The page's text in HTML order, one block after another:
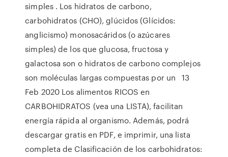
simples . Los hidratos de carbono,
carbohidratos (CHO), glúcidos (Glícidos:
anglicismo) monosacáridos (o azúcares
simples) de los que glucosa, fructosa y
galactosa son o hidratos de carbono complejos
son moléculas largas compuestas por un 13
Feb 2020 Los alimentos RICOS en
CARBOHIDRATOS (vea una LISTA), facilitan
energía rápida al organismo. Además, podrá
descargar gratis en PDF, e imprimir, una lista
completa de Clasificación de los carbohidratos: